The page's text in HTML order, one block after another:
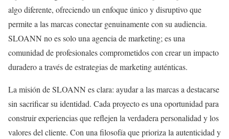
algo diferente, ofreciendo un enfoque único y disruptivo que
permite a las marcas conectar genuinamente con su audiencia.
SLOANN no es solo una agencia de marketing; es una
comunidad de profesionales comprometidos con crear un impacto
duradero a través de estrategias de marketing auténticas.
La misión de SLOANN es clara: ayudar a las marcas a destacarse
sin sacrificar su identidad. Cada proyecto es una oportunidad para
construir experiencias que reflejen la verdadera personalidad y los
valores del cliente. Con una filosofía que prioriza la autenticidad y